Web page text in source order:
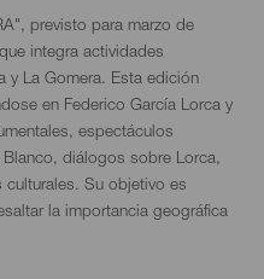
previsto para marzo de
integra actividades
y La Gomera. Esta edición
en Federico García Lorca y
espectáculos
diálogos sobre Lorca,
Su objetivo es
la importancia geográfica